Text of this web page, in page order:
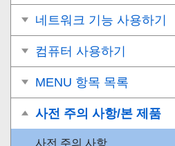
네트워크 기능 사용하기
컴퓨터 사용하기
MENU 항목 목록
사전 주의 사항/본 제품
사전 주의 사항